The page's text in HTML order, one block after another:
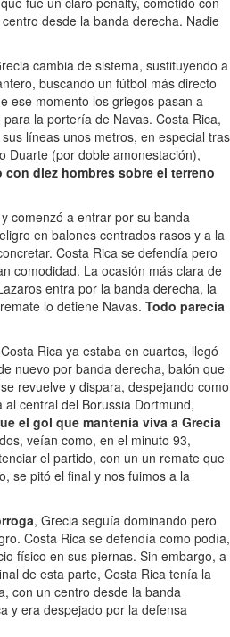
desde la banda derecha. Nadie
cambia de sistema, sustituyendo a
buscando un fútbol más directo
ese momento los griegos pasan a
la portería de Navas. Costa Rica,
líneas unos metros, en especial tras
Duarte (por doble amonestación),
diez hombres sobre el terreno
comenzó a entrar por su banda
en balones centrados rasos y a la
Costa Rica se defendía pero
comodidad. La ocasión más clara de
entra por la banda derecha, la
lo detiene Navas. Todo parecía
Rica ya estaba en cuartos, llegó
nuevo por banda derecha, balón que
revuelve y dispara, despejando como
central del Borussia Dortmund,
el gol que mantenía viva a Grecia
veían como, en el minuto 93,
el partido, con un un remate que
se pitó el final y nos fuimos a la
, Grecia seguía dominando pero
Costa Rica se defendía como podía,
físico en sus piernas. Sin embargo, a
de esta parte, Costa Rica tenía la
con un centro desde la banda
y era despejado por la defensa